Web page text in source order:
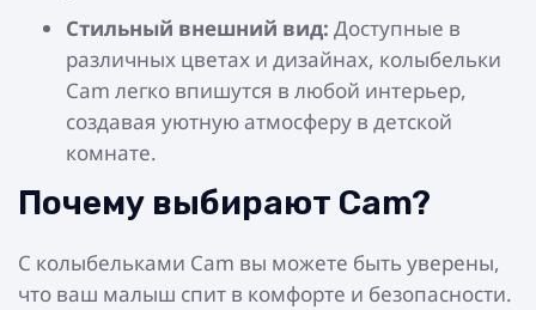
Стильный внешний вид: Доступные в
различных цветах и дизайнах, колыбельки
Cam легко впишутся в любой интерьер,
создавая уютную атмосферу в детской
комнате.
Почему выбирают Cam?
С колыбельками Cam вы можете быть уверены,
что ваш малыш спит в комфорте и безопасности.